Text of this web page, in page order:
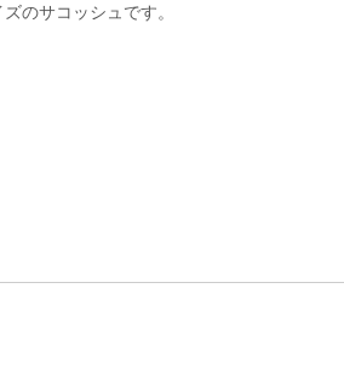
のサコッシュです。